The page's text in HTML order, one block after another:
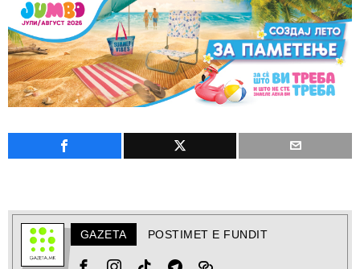
GAZETA POSTIMET E FUNDIT